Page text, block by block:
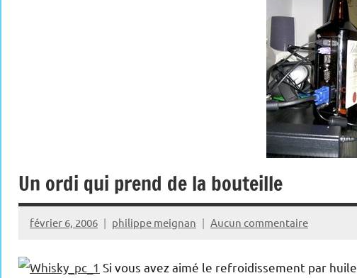
Un ordi qui prend de la bouteille
février 6, 2006 philippe meignan Aucun commentaire
Si vous avez aimé le refroidissement par